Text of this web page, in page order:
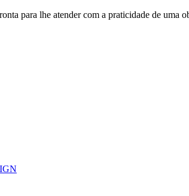
para lhe atender com a praticidade de uma